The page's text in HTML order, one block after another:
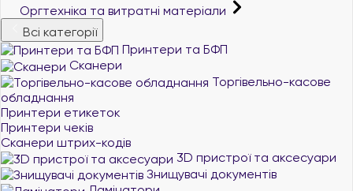
Оргтехніка та витратні матеріали
Всі категорії
Принтери та БФП
Сканери
Торгівельно-касове
обладнання
Принтери етикеток
Принтери чеків
Сканери штрих-кодів
3D пристрої та аксесуари
Знищувачі документів